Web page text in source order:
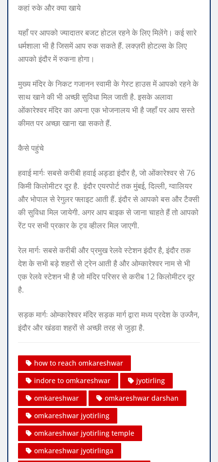
कहां रुके और क्या खाये
यहाँ पर आपको ज्यादातर बजट होटल रहने के लिए मिलेंगे। कई सारे
धर्मशाला भी है जिसमें आप रुक सकते हैं. लक्ज़री होटल्स के लिए
आपको इंदौर में रुकना होगा।
मुख्य मंदिर के निकट गजानन स्वामी के गेस्ट हाउस में आपको रहने के
साथ खाने की भी अच्छी सुविधा मिल जाती है. इसके अलावा
ओंकारेश्वर मंदिर का अपना एक भोजनालय भी है जहाँ पर आप सस्ते
कीमत पर अच्छा खाना खा सकते हैं.
कैसे पहुंचे
हवाई मार्गः सबसे करीबी हवाई अड्डा इंदौर है, जो ओंकारेश्वर से 76
किमी किलोमीटर दूर है. इंदौर एयरपोर्ट तक मुंबई, दिल्ली, ग्वालियर
और भोपाल से रेगुलर फ्लाइट आती हैं. इंदौर से आपको बस और टैक्सी
की सुविधा मिल जायेगी. अगर आप बाइक से जाना चाहते हैं तो आपको
रेंट पर सभी प्रकार के ट्व व्हीलर मिल जाएगी.
रेल मार्गः सबसे करीबी और प्रमुख रेलवे स्टेशन इंदौर है, इंदौर तक
देश के सभी बड़े शहरों से ट्रेन आती है और ओम्कारेश्वर नाम से भी
एक रेलवे स्टेशन भी है जो मंदिर परिसर से करीब 12 किलोमीटर दूर
है.
सड़क मार्गः ओम्कारेश्वर मंदिर सड़क मार्ग द्वारा मध्य प्रदेश के उज्जैन,
इंदौर और खंडवा शहरों से अच्छी तरह से जुड़ा है.
how to reach omkareshwar
indore to omkareshwar
jyotirling
omkareshwar
omkareshwar darshan
omkareshwar jyotirling
omkareshwar jyotirling temple
omkareshwar jyotirlinga